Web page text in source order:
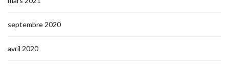
septembre 2020
avril 2020